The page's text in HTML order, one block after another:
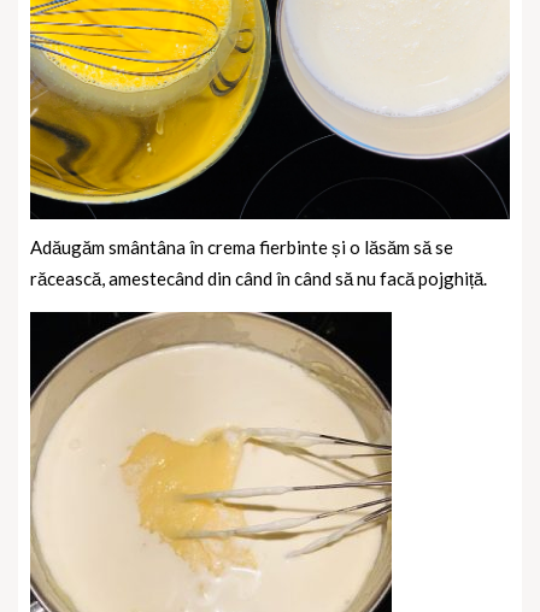
Adăugăm smântâna în crema fierbinte și o lăsăm să se
răcească, amestecând din când în când să nu facă pojghiță.